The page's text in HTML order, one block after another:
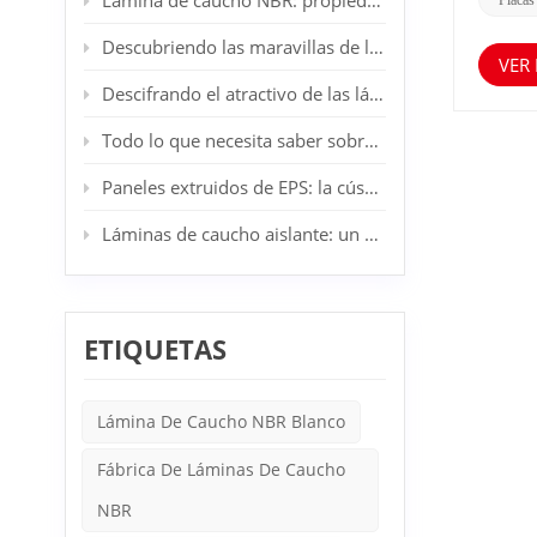
que
se
Descubriendo las maravillas de las láminas de caucho SBR: su aliado industrial y doméstico
Descifrando el atractivo de las láminas de caucho CR: el epítome de la resiliencia industrial
Todo lo que necesita saber sobre los tableros de lana de roca
Paneles extruidos de EPS: la cúspide de la innovación en aislamiento arquitectónico
Láminas de caucho aislante: un componente esencial en la seguridad eléctrica
ETIQUETAS
Lámina De Caucho NBR Blanco
Fábrica De Láminas De Caucho
NBR